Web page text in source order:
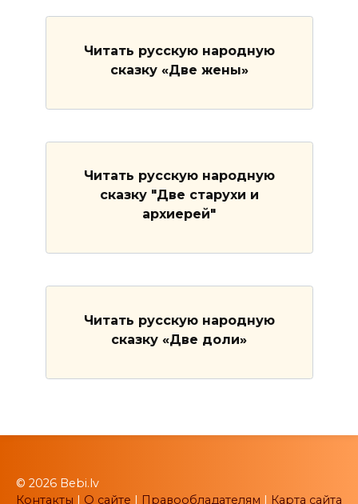
Читать русскую народную
сказку «Две жены»
Читать русскую народную
сказку "Две старухи и
архиерей"
Читать русскую народную
сказку «Две доли»
© 2026 Bebi.lv
Контакты | О сайте | Правообладателям | Карта сайта